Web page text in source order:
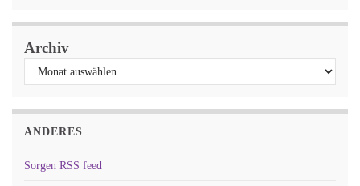
Archiv
ANDERES
Sorgen RSS feed